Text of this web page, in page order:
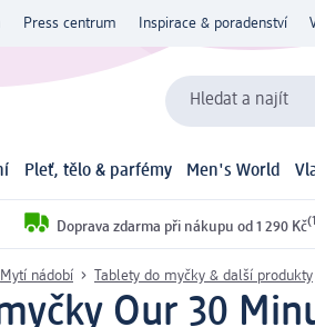
Press centrum Inspirace & poradenství
Hledat a najít
Pleť, tělo & parfémy Men's World
Doprava zdarma při nákupu od 1 290 Kč
Mytí nádobí Tablety do myčky & další produkty
Our 30